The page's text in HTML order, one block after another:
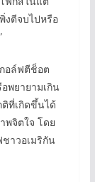
งตีจบไปหรือ
อล์ฟตีช็อต
พยายามเกิน
ที่เกิดขึ้นได้
พจิตใจ โดย
าวอเมริกัน